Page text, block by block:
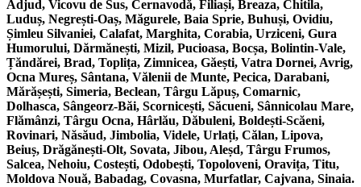
Adjud, Vicovu de Sus, Cernavodă, Filiași, Breaza, Chitila,
Luduș, Negrești-Oaș, Măgurele, Baia Sprie, Buhuși, Ovidiu,
Șimleu Silvaniei, Calafat, Marghita, Corabia, Urziceni, Gura
Humorului, Dărmănești, Mizil, Pucioasa, Bocșa, Bolintin-Vale,
Țăndărei, Brad, Toplița, Zimnicea, Găești, Vatra Dornei, Avrig,
Ocna Mureș, Sântana, Vălenii de Munte, Pecica, Darabani,
Mărășești, Simeria, Beclean, Târgu Lăpuș, Comarnic,
Dolhasca, Sângeorz-Băi, Scornicești, Săcueni, Sânnicolau Mare,
Flămânzi, Târgu Ocna, Hârlău, Dăbuleni, Boldești-Scăeni,
Rovinari, Năsăud, Jimbolia, Videle, Urlați, Călan, Lipova,
Beiuș, Drăgănești-Olt, Sovata, Jibou, Aleșd, Târgu Frumos,
Salcea, Nehoiu, Costești, Odobești, Topoloveni, Oravița, Titu,
Moldova Nouă, Babadag, Covasna, Murfatlar, Cajvana, Sinaia.